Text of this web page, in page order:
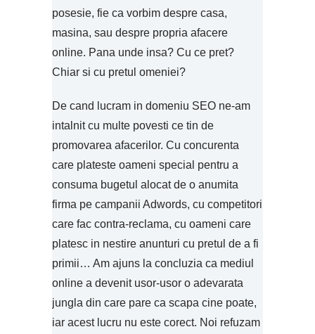
posesie, fie ca vorbim despre casa,
masina, sau despre propria afacere
online. Pana unde insa? Cu ce pret?
Chiar si cu pretul omeniei?
De cand lucram in domeniu SEO ne-am
intalnit cu multe povesti ce tin de
promovarea afacerilor. Cu concurenta
care plateste oameni special pentru a
consuma bugetul alocat de o anumita
firma pe campanii Adwords, cu competitori
care fac contra-reclama, cu oameni care
platesc in nestire anunturi cu pretul de a fi
primii… Am ajuns la concluzia ca mediul
online a devenit usor-usor o adevarata
jungla din care pare ca scapa cine poate,
iar acest lucru nu este corect. Noi refuzam